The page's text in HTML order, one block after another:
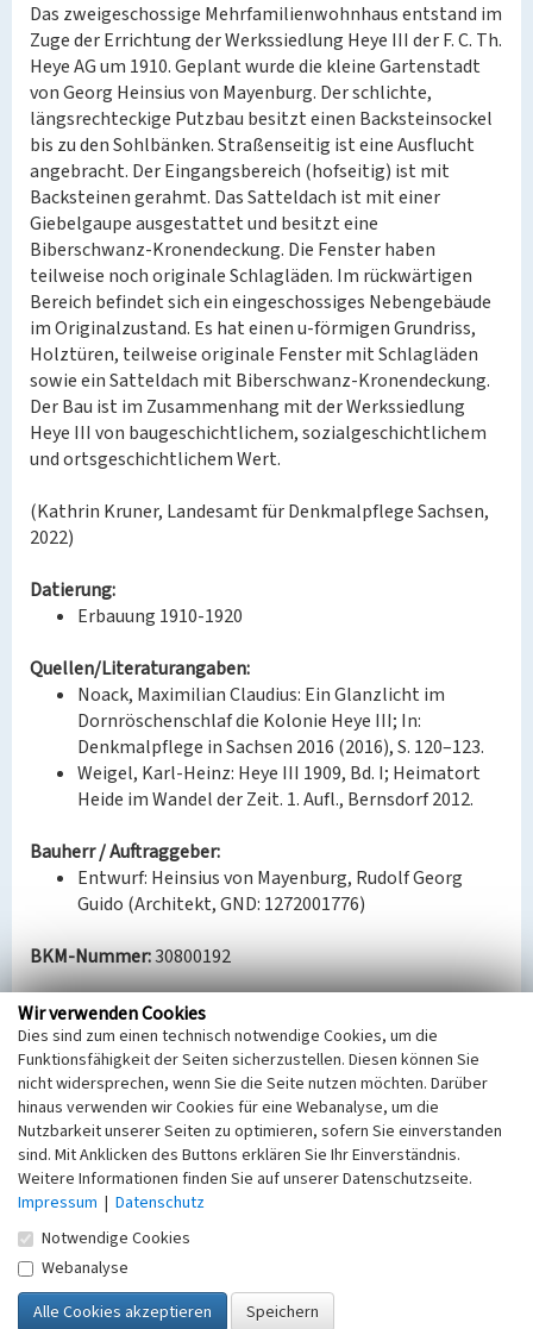
Das zweigeschossige Mehrfamilienwohnhaus entstand im
Zuge der Errichtung der Werkssiedlung Heye III der F. C. Th.
Heye AG um 1910. Geplant wurde die kleine Gartenstadt
von Georg Heinsius von Mayenburg. Der schlichte,
längsrechteckige Putzbau besitzt einen Backsteinsockel
bis zu den Sohlbänken. Straßenseitig ist eine Ausflucht
angebracht. Der Eingangsbereich (hofseitig) ist mit
Backsteinen gerahmt. Das Satteldach ist mit einer
Giebelgaupe ausgestattet und besitzt eine
Biberschwanz-Kronendeckung. Die Fenster haben
teilweise noch originale Schlagläden. Im rückwärtigen
Bereich befindet sich ein eingeschossiges Nebengebäude
im Originalzustand. Es hat einen u-förmigen Grundriss,
Holztüren, teilweise originale Fenster mit Schlagläden
sowie ein Satteldach mit Biberschwanz-Kronendeckung.
Der Bau ist im Zusammenhang mit der Werkssiedlung
Heye III von baugeschichtlichem, sozialgeschichtlichem
und ortsgeschichtlichem Wert.
(Kathrin Kruner, Landesamt für Denkmalpflege Sachsen,
2022)
Datierung:
Erbauung 1910-1920
Quellen/Literaturangaben:
Noack, Maximilian Claudius: Ein Glanzlicht im
Dornröschenschlaf die Kolonie Heye III; In:
Denkmalpflege in Sachsen 2016 (2016), S. 120–123.
Weigel, Karl-Heinz: Heye III 1909, Bd. I; Heimatort
Heide im Wandel der Zeit. 1. Aufl., Bernsdorf 2012.
Bauherr / Auftraggeber:
Entwurf: Heinsius von Mayenburg, Rudolf Georg
Guido (Architekt, GND: 1272001776)
BKM-Nummer:30800192
Mehrfamilienwohnhaus der
Bergarbeitersiedlung Heye III, Bahnhofstraße
32
Schlagwörter
Werkssiedlung Arbeiterwohnhaus
Ort
Wiednitz
Fachsicht(en)
Denkmalpflege
Erfassungsmaßstab
Keine Angabe
Erfassungsmethode
Wir verwenden Cookies
Dies sind zum einen technisch notwendige Cookies, um die
Funktionsfähigkeit der Seiten sicherzustellen. Diesen können Sie
nicht widersprechen, wenn Sie die Seite nutzen möchten. Darüber
hinaus verwenden wir Cookies für eine Webanalyse, um die
Nutzbarkeit unserer Seiten zu optimieren, sofern Sie einverstanden
sind. Mit Anklicken des Buttons erklären Sie Ihr Einverständnis.
Weitere Informationen finden Sie auf unserer Datenschutzseite.
Impressum | Datenschutz
Notwendige Cookies
Webanalyse